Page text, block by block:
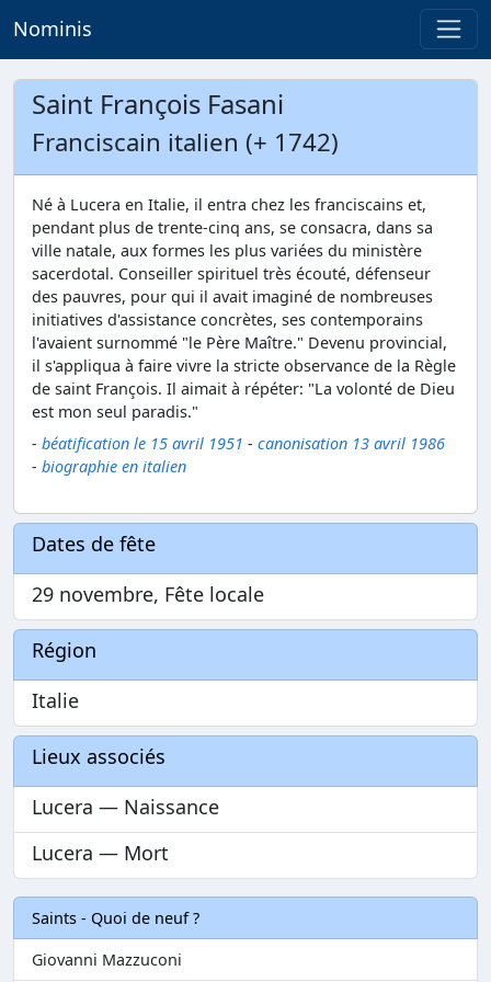
Nominis
Saint François Fasani
Franciscain italien (+ 1742)
Né à Lucera en Italie, il entra chez les franciscains et,
pendant plus de trente-cinq ans, se consacra, dans sa
ville natale, aux formes les plus variées du ministère
sacerdotal. Conseiller spirituel très écouté, défenseur
des pauvres, pour qui il avait imaginé de nombreuses
initiatives d'assistance concrètes, ses contemporains
l'avaient surnommé "le Père Maître." Devenu provincial,
il s'appliqua à faire vivre la stricte observance de la Règle
de saint François. Il aimait à répéter: "La volonté de Dieu
est mon seul paradis."
- béatification le 15 avril 1951 - canonisation 13 avril 1986
- biographie en italien
Dates de fête
29 novembre, Fête locale
Région
Italie
Lieux associés
Lucera — Naissance
Lucera — Mort
Saints - Quoi de neuf ?
Giovanni Mazzuconi